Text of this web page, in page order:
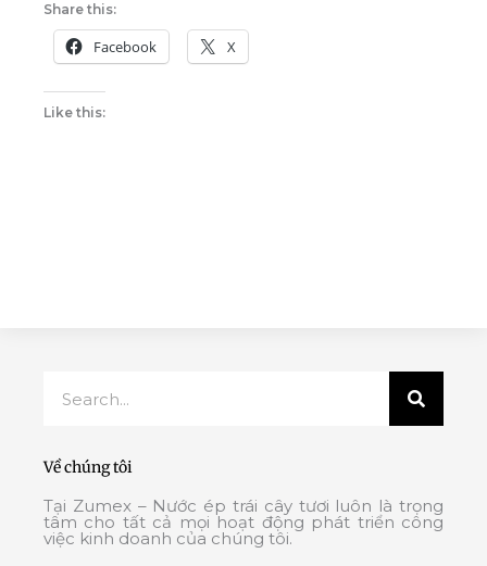
Share this:
Facebook X
Like this:
Về chúng tôi
Tại Zumex – Nước ép trái cây tươi luôn là trọng
tâm cho tất cả mọi hoạt động phát triển công
việc kinh doanh của chúng tôi.